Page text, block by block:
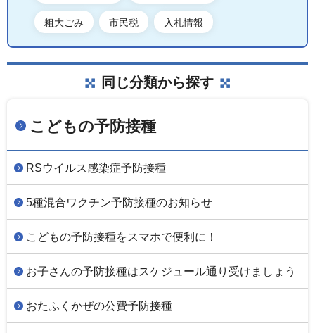
粗大ごみ 市民税 入札情報
同じ分類から探す
こどもの予防接種
RSウイルス感染症予防接種
5種混合ワクチン予防接種のお知らせ
こどもの予防接種をスマホで便利に！
お子さんの予防接種はスケジュール通り受けましょう
おたふくかぜの公費予防接種